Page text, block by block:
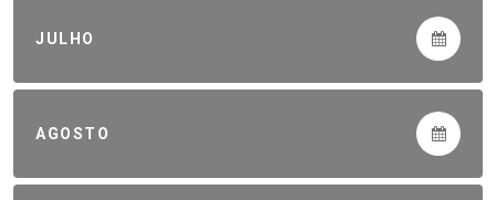
JULHO
AGOSTO